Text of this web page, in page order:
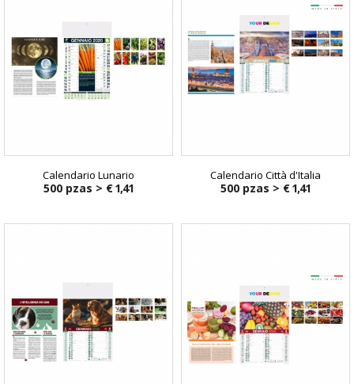
Calendario Lunario
500 pzas > € 1,41
Calendario Città d'Italia
500 pzas > € 1,41